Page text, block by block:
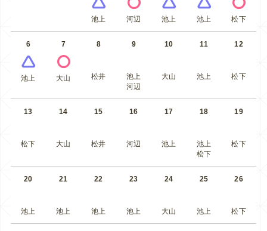
池上 河辺 池上 池上 松下
6
池上
7
大山
8
松井
9
池上
河辺
10
大山
11
池上
12
松下
13
松下
14
大山
15
松井
16
河辺
17
池上
18
池上
松下
19
松下
20
池上
21
池上
22
池上
23
池上
24
大山
25
池上
26
松下